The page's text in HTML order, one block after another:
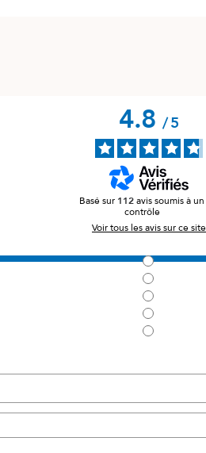
4.8/5
Basé sur 112avis soumis à un
contrôle
Voir tous les avis sur ce site